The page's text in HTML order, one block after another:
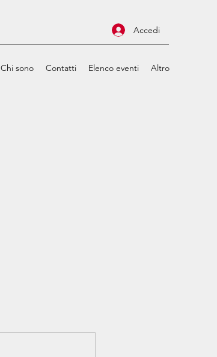
Accedi
Chi sono Contatti Elenco eventi Altro